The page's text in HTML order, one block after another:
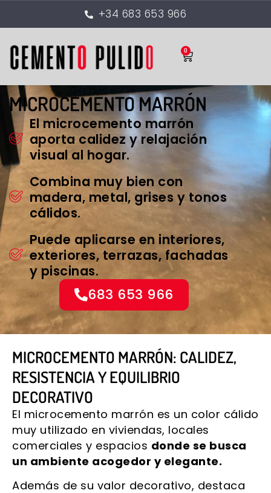
+34 683 653 966
0
MICROCEMENTO MARRÓN
El microcemento marrón
aporta calidez y relajación
visual al hogar.
Combina muy bien con
madera, metal, grises y tonos
cálidos.
Puede aplicarse en interiores,
exteriores, terrazas, fachadas
y piscinas.
683 653 966
MICROCEMENTO MARRÓN: CALIDEZ,
RESISTENCIA Y EQUILIBRIO
DECORATIVO
El microcemento marrón es un color cálido
muy utilizado en viviendas, locales
comerciales y espacios donde se busca
un ambiente acogedor y elegante.
Además de su valor decorativo, destaca